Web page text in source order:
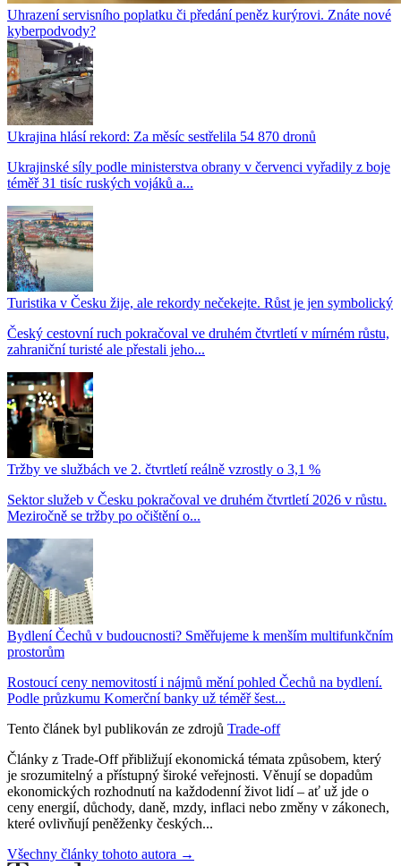
Uhrazení servisního poplatku či předání peněz kurýrovi. Znáte nové
kyberpodvody?
Ukrajina hlásí rekord: Za měsíc sestřelila 54 870 dronů
Ukrajinské síly podle ministerstva obrany v červenci vyřadily z boje
téměř 31 tisíc ruských vojáků a...
Turistika v Česku žije, ale rekordy nečekejte. Růst je jen symbolický
Český cestovní ruch pokračoval ve druhém čtvrtletí v mírném růstu,
zahraniční turisté ale přestali jeho...
Tržby ve službách ve 2. čtvrtletí reálně vzrostly o 3,1 %
Sektor služeb v Česku pokračoval ve druhém čtvrtletí 2026 v růstu.
Meziročně se tržby po očištění o...
Bydlení Čechů v budoucnosti? Směřujeme k menším multifunkčním
prostorům
Rostoucí ceny nemovitostí i nájmů mění pohled Čechů na bydlení.
Podle průzkumu Komerční banky už téměř šest...
Tento článek byl publikován ze zdrojů Trade-off
Články z Trade-Off přibližují ekonomická témata způsobem, který
je srozumitelný a přístupný široké veřejnosti. Věnují se dopadům
ekonomických rozhodnutí na každodenní život lidí – ať už jde o
ceny energií, důchody, daně, mzdy, inflaci nebo změny v zákonech,
které ovlivňují peněženky českých...
Všechny články tohoto autora →